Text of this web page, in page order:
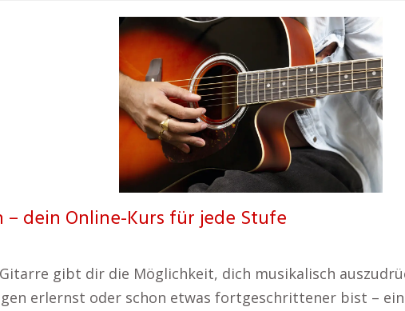
dein Online-Kurs für jede Stufe
gibt dir die Möglichkeit, dich musikalisch
erlernst oder schon etwas fortgeschrittener bist –